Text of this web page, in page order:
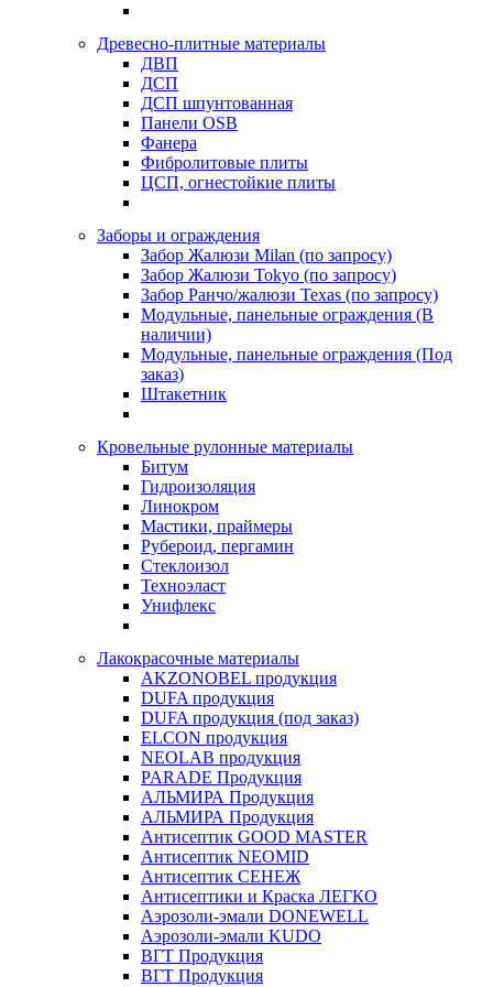
Древесно-плитные материалы
ДВП
ДСП
ДСП шпунтованная
Панели OSB
Фанера
Фибролитовые плиты
ЦСП, огнестойкие плиты
Заборы и ограждения
Забор Жалюзи Milan (по запросу)
Забор Жалюзи Tokyo (по запросу)
Забор Ранчо/жалюзи Texas (по запросу)
Модульные, панельные ограждения (В
наличии)
Модульные, панельные ограждения (Под
заказ)
Штакетник
Кровельные рулонные материалы
Битум
Гидроизоляция
Линокром
Мастики, праймеры
Рубероид, пергамин
Стеклоизол
Техноэласт
Унифлекс
Лакокрасочные материалы
AKZONOBEL продукция
DUFA продукция
DUFA продукция (под заказ)
ELCON продукция
NEOLAB продукция
PARADE Продукция
АЛЬМИРА Продукция
АЛЬМИРА Продукция
Антисептик GOOD MASTER
Антисептик NEOMID
Антисептик СЕНЕЖ
Антисептики и Краска ЛЕГКО
Аэрозоли-эмали DONEWELL
Аэрозоли-эмали KUDO
ВГТ Продукция
ВГТ Продукция